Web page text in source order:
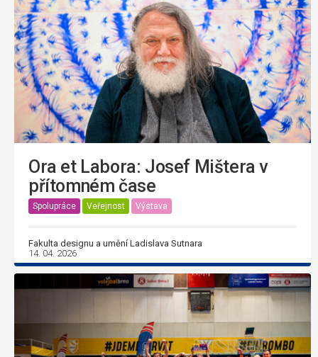
Ora et Labora: Josef Mištera v
přítomném čase
Spolupráce Veřejnost Výstava
Fakulta designu a umění Ladislava Sutnara
14. 04. 2026